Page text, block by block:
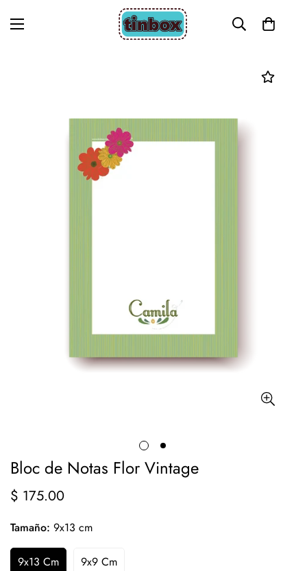
Bloc de Notas Flor Vintage
Precio
$ 175.00
Tamaño: 9x13 cm
9x13 Cm 9x9 Cm